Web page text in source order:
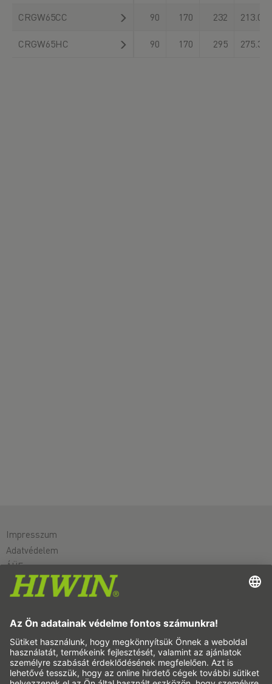
CRGW65CC 90 170 232 213.000
CRGW65HC 90 170 295 275.300
Impresszum
Adatvédelem
ÁÜF
Felelősség kizárása
Whistleblower system
Lineáris tengelyek és lineáris rendszerek
Precíziós tengelyek és precíziós rendszerek
Lineáris aktuátorok